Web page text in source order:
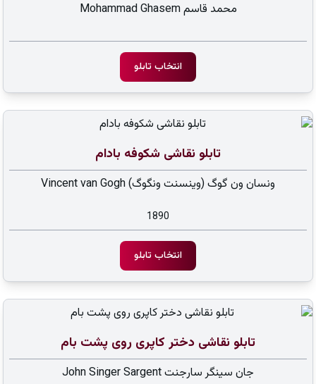
محمد قاسم Mohammad Ghasem
انتخاب تابلو
تابلو نقاشی شکوفه بادام
ونسان ون گوگ (وینسنت ونگوگ) Vincent van Gogh
1890
انتخاب تابلو
تابلو نقاشی دختر کاپری روی پشت بام
جان سینگر سارجنت John Singer Sargent